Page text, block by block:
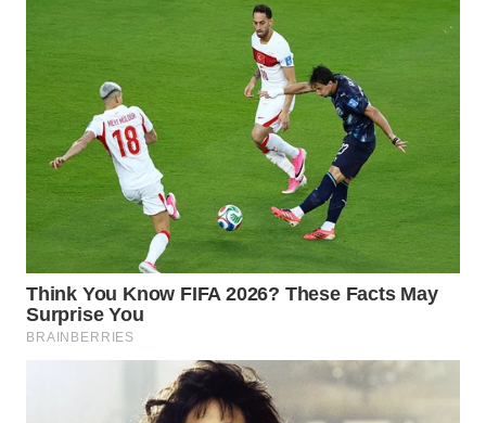
WN
BORNEO
Wahana
Media
Group
WAHANA
NEWS
WAHANA
TANI